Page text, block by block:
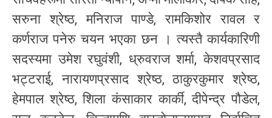
सरुना श्रेष्ठ, मनिराज पाण्डे, रामकिशोर रावल र
कर्णराज पनेरु चयन भएका छन । त्यस्तै कार्यकारिणी
सदस्यमा उमेश रघुवंशी, ध्रुवराज शर्मा, केशवप्रसाद
भट्टराई, नारायणप्रसाद श्रेष्ठ, ठाकुरकुमार श्रेष्ठ,
हेमपाल श्रेष्ठ, शिला कंसाकार कार्की, दीपेन्द्र पौडेल,